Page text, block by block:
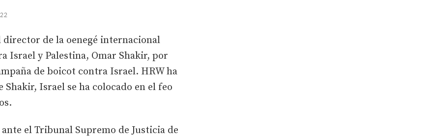
de la oenegé internacional
Israel y Palestina, Omar Shakir, por
de boicot contra Israel. HRW ha
Israel se ha colocado en el feo
el Tribunal Supremo de Justicia de